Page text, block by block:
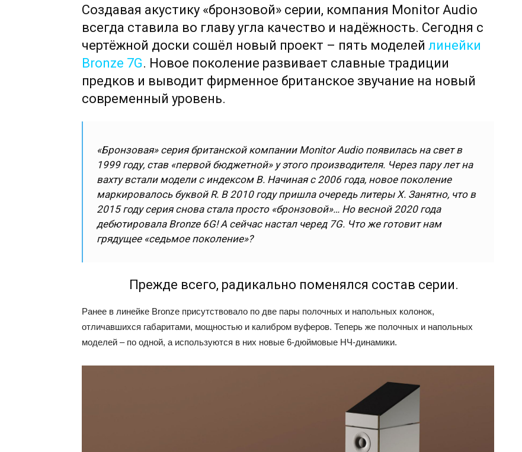
Создавая акустику «бронзовой» серии, компания Monitor Audio
всегда ставила во главу угла качество и надёжность. Сегодня с
чертёжной доски сошёл новый проект – пять моделей линейки
Bronze 7G. Новое поколение развивает славные традиции
предков и выводит фирменное британское звучание на новый
современный уровень.
«Бронзовая» серия британской компании Monitor Audio появилась на свет в
1999 году, став «первой бюджетной» у этого производителя. Через пару лет на
вахту встали модели с индексом B. Начиная с 2006 года, новое поколение
маркировалось буквой R. В 2010 году пришла очередь литеры X. Занятно, что в
2015 году серия снова стала просто «бронзовой»… Но весной 2020 года
дебютировала Bronze 6G! А сейчас настал черед 7G. Что же готовит нам
грядущее «седьмое поколение»?
Прежде всего, радикально поменялся состав серии.
Ранее в линейке Bronze присутствовало по две пары полочных и напольных колонок,
отличавшихся габаритами, мощностью и калибром вуферов. Теперь же полочных и напольных
моделей – по одной, а используются в них новые 6-дюймовые НЧ-динамики.